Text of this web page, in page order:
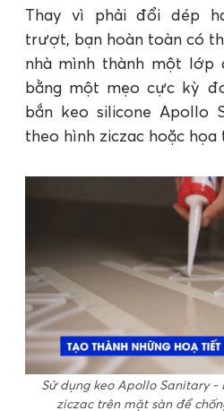
Thay vì phải đổi dép
trượt, bạn hoàn toàn có
nhà mình thành một lớp
bằng một mẹo cực kỳ
bắn keo silicone Apollo
theo hình ziczac hoặc họa
Sử dụng keo Apollo Sanitary
ziczac trên mặt sàn để